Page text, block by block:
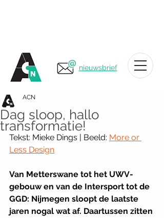
nieuwsbrief
Dag sloop, hallo
transformatie!
ACN
Tekst: Mieke Dings | Beeld: More or
Less Design
Van Metterswane tot het UWV-
gebouw en van de Intersport tot de
GGD: Nijmegen sloopt de laatste
jaren nogal wat af. Daartussen zitten